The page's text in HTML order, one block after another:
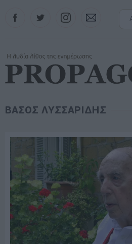
Instagram
ΒΑΣΟΣ ΛΥΣΣΑΡΙΔΗΣ